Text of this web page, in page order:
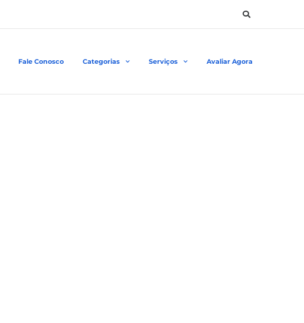
Fale Conosco Categorias Serviços Avaliar Agora